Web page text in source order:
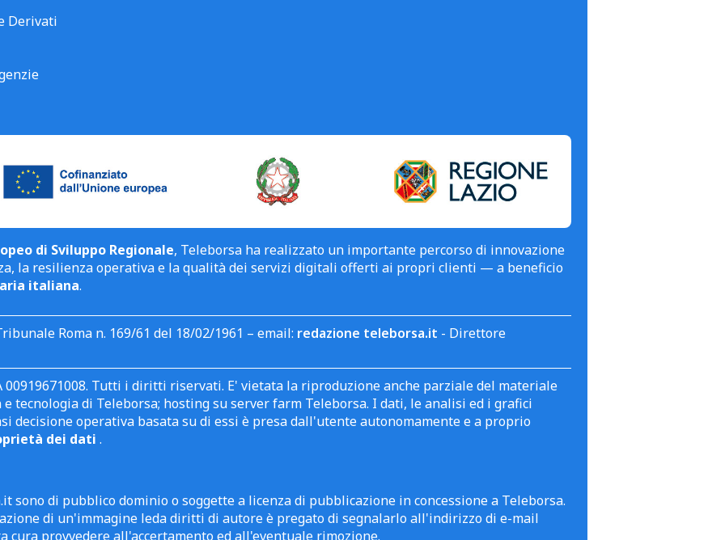
Derivati
di Sviluppo Regionale, Teleborsa ha realizzato un importante percorso di innovazione
la resilienza operativa e la qualità dei servizi digitali offerti ai propri clienti — a beneficio
italiana.
Roma n. 169/61 del 18/02/1961 – email: redazione teleborsa.it - Direttore
00919671008. Tutti i diritti riservati. E' vietata la riproduzione anche parziale del materiale
tecnologia di Teleborsa; hosting su server farm Teleborsa. I dati, le analisi ed i grafici
decisione operativa basata su di essi è presa dall'utente autonomamente e a proprio
dei dati .
sono di pubblico dominio o soggette a licenza di pubblicazione in concessione a Teleborsa.
di un'immagine leda diritti di autore è pregato di segnalarlo all'indirizzo di e-mail
cura provvedere all'accertamento ed all'eventuale rimozione.